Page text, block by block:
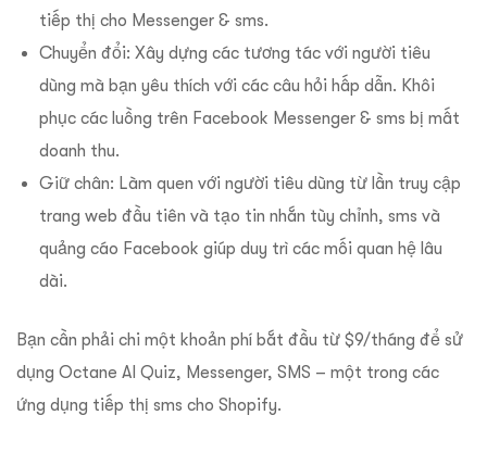
tiếp thị cho Messenger & sms.
Chuyển đổi: Xây dựng các tương tác với người tiêu
dùng mà bạn yêu thích với các câu hỏi hấp dẫn. Khôi
phục các luồng trên Facebook Messenger & sms bị mất
doanh thu.
Giữ chân: Làm quen với người tiêu dùng từ lần truy cập
trang web đầu tiên và tạo tin nhắn tùy chỉnh, sms và
quảng cáo Facebook giúp duy trì các mối quan hệ lâu
dài.
Bạn cần phải chi một khoản phí bắt đầu từ $9/tháng để sử
dụng Octane AI Quiz, Messenger, SMS – một trong các
ứng dụng tiếp thị sms cho Shopify.